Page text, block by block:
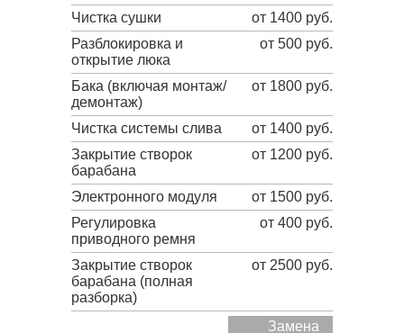
Чистка сушки
от 1400 руб.
Разблокировка и
открытие люка
от 500 руб.
Бака (включая монтаж/
демонтаж)
от 1800 руб.
Чистка системы слива
от 1400 руб.
Закрытие створок
барабана
от 1200 руб.
Электронного модуля
от 1500 руб.
Регулировка
приводного ремня
от 400 руб.
Закрытие створок
барабана (полная
разборка)
от 2500 руб.
Замена